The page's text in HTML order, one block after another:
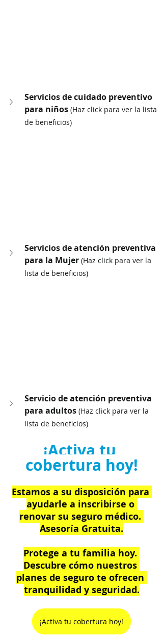
Servicios de cuidado preventivo
para niños (Haz click para ver la lista
de beneficios)
Servicios de atención preventiva
para la Mujer (Haz click para ver la
lista de beneficios)
Servicio de atención preventiva
para adultos (Haz click para ver la
lista de beneficios)
¡Activa tu
cobertura hoy!
Estamos a su disposición para
ayudarle a inscribirse o
renovar su seguro médico.
Asesoría Gratuita.
Protege a tu familia hoy.
Descubre cómo nuestros
planes de seguro te ofrecen
tranquilidad y seguridad.
¡Activa tu cobertura hoy!